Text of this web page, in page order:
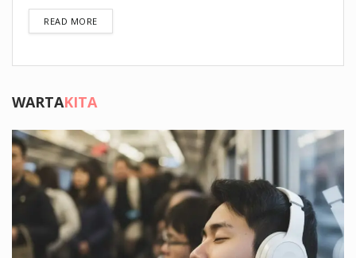
READ MOREDETAILS
WARTAKITA